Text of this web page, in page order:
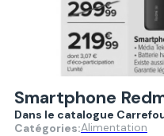
Smartphone
Dans le catalogue
Catégories:Alimentation